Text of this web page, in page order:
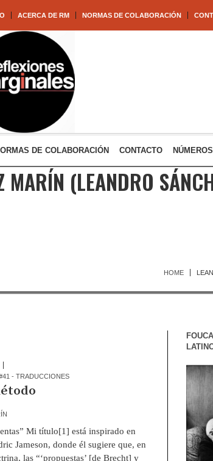
ACERCA DE RM NORMAS DE COLABORACIÓN
DE COLABORACIÓN CONTACTO NÚMEROS
MARÍN (LEANDRO
HOME
- TRADUCCIONES
Mi título[1] está inspirado en
Jameson, donde él sugiere que, en
las “‘propuestas’ [de Brecht] y